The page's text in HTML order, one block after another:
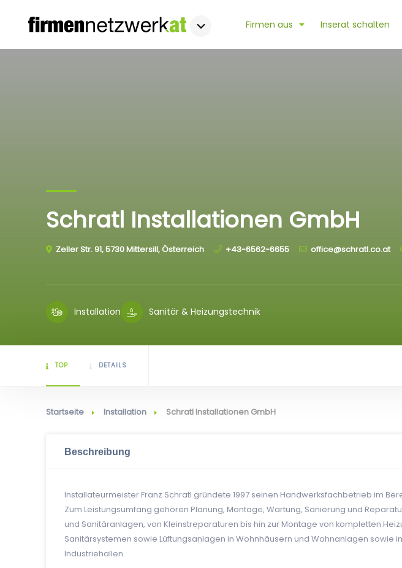
Firmen aus Inserat schalten
Schratl Installationen GmbH
Zeller Str. 91, 5730 Mittersill, Österreich +43-6562-6655 office@schratl.co.at
Installation Sanitär & Heizungstechnik
TOP DETAILS
Startseite Installation Schratl Installationen GmbH
Beschreibung
Installateurmeister Franz Schratl gründete 1997 seinen Handwerksfachbetrieb im
Zum Leistungsumfang gehören Planung, Montage, Wartung, Sanierung und
und Sanitäranlagen, von Kleinstreparaturen bis hin zur Montage von kompletten
Sanitärsystemen sowie Lüftungsanlagen in Wohnhäusern und Wohnanlagen sowie
Industriehallen.